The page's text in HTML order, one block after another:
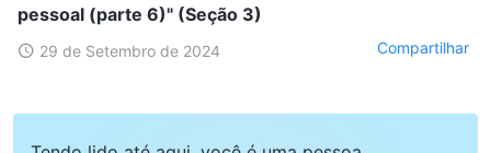
pessoal (parte 6)" (Seção 3)
29 de Setembro de 2024 Compartilhar